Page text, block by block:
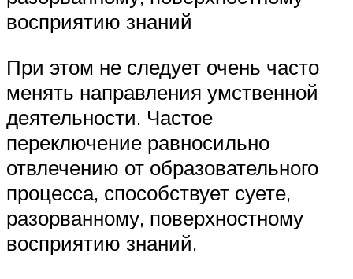
восприятию знаний
При этом не следует очень часто
менять направления умственной
деятельности. Частое
переключение равносильно
отвлечению от образовательного
процесса, способствует суете,
разорванному, поверхностному
восприятию знаний.